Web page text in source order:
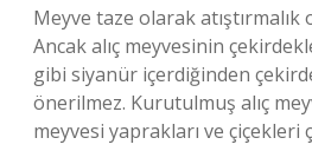
Meyve taze olarak
Ancak alıç meyvesinin
gibi siyanür içerdiğinden
önerilmez. Kurutulmuş alıç
meyvesi yaprakları ve çiçekleri